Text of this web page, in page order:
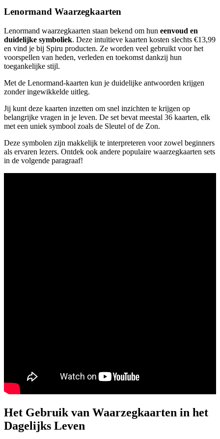
Lenormand Waarzegkaarten
Lenormand waarzegkaarten staan bekend om hun eenvoud en
duidelijke symboliek. Deze intuïtieve kaarten kosten slechts €13,99
en vind je bij Spiru producten. Ze worden veel gebruikt voor het
voorspellen van heden, verleden en toekomst dankzij hun
toegankelijke stijl.
Met de Lenormand-kaarten kun je duidelijke antwoorden krijgen
zonder ingewikkelde uitleg.
Jij kunt deze kaarten inzetten om snel inzichten te krijgen op
belangrijke vragen in je leven. De set bevat meestal 36 kaarten, elk
met een uniek symbool zoals de Sleutel of de Zon.
Deze symbolen zijn makkelijk te interpreteren voor zowel beginners
als ervaren lezers. Ontdek ook andere populaire waarzegkaarten sets
in de volgende paragraaf!
Het Gebruik van Waarzegkaarten in het
Dagelijks Leven